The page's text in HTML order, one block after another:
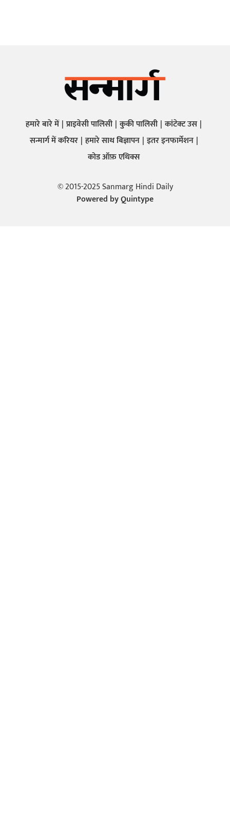
हमारे बारे में प्राइवेसी पालिसी कुकी पालिसी कांटेक्ट उस
सन्मार्ग में करियर हमारे साथ बिज्ञापन इतर इनफार्मेशन
कोड ऑफ़ एथिक्स
© 2015-2025 Sanmarg Hindi Daily
Powered byQuintype